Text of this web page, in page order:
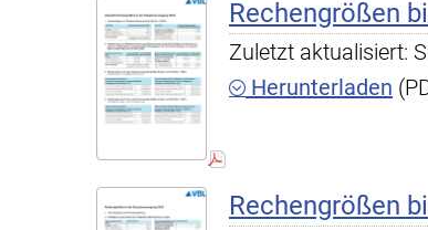
Rechengrößen
Zuletzt aktualisiert:
Herunterladen
Rechengrößen